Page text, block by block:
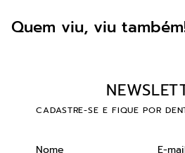
Quem viu, viu
CADASTRE-SE E FIQUE POR